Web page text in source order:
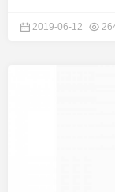
2019-06-12